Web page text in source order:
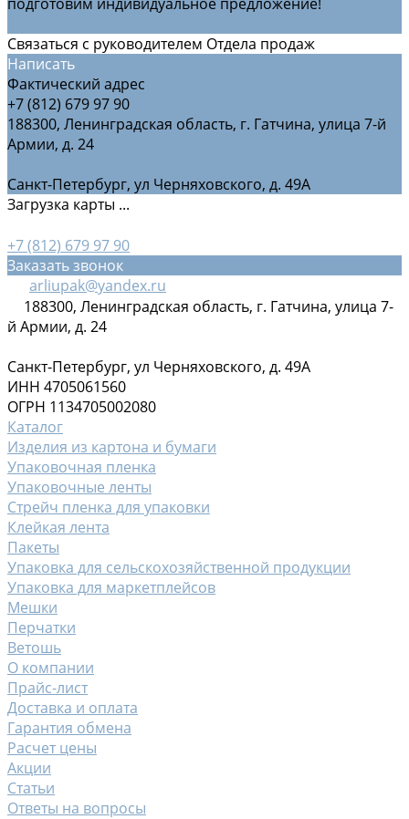
Связаться с руководителем Отдела продаж
Написать
Фактический адрес
+7 (812) 679 97 90
188300, Ленинградская область, г. Гатчина, улица 7-й
Армии, д. 24
Санкт-Петербург, ул Черняховского, д. 49А
Загрузка карты ...
+7 (812) 679 97 90
Заказать звонок
arliupak@yandex.ru
188300, Ленинградская область, г. Гатчина, улица 7-
й Армии, д. 24
Санкт-Петербург, ул Черняховского, д. 49А
ИНН 4705061560
ОГРН 1134705002080
Каталог
Изделия из картона и бумаги
Упаковочная пленка
Упаковочные ленты
Стрейч пленка для упаковки
Клейкая лента
Пакеты
Упаковка для сельскохозяйственной продукции
Упаковка для маркетплейсов
Мешки
Перчатки
Ветошь
О компании
Прайс-лист
Доставка и оплата
Гарантия обмена
Расчет цены
Акции
Статьи
Ответы на вопросы